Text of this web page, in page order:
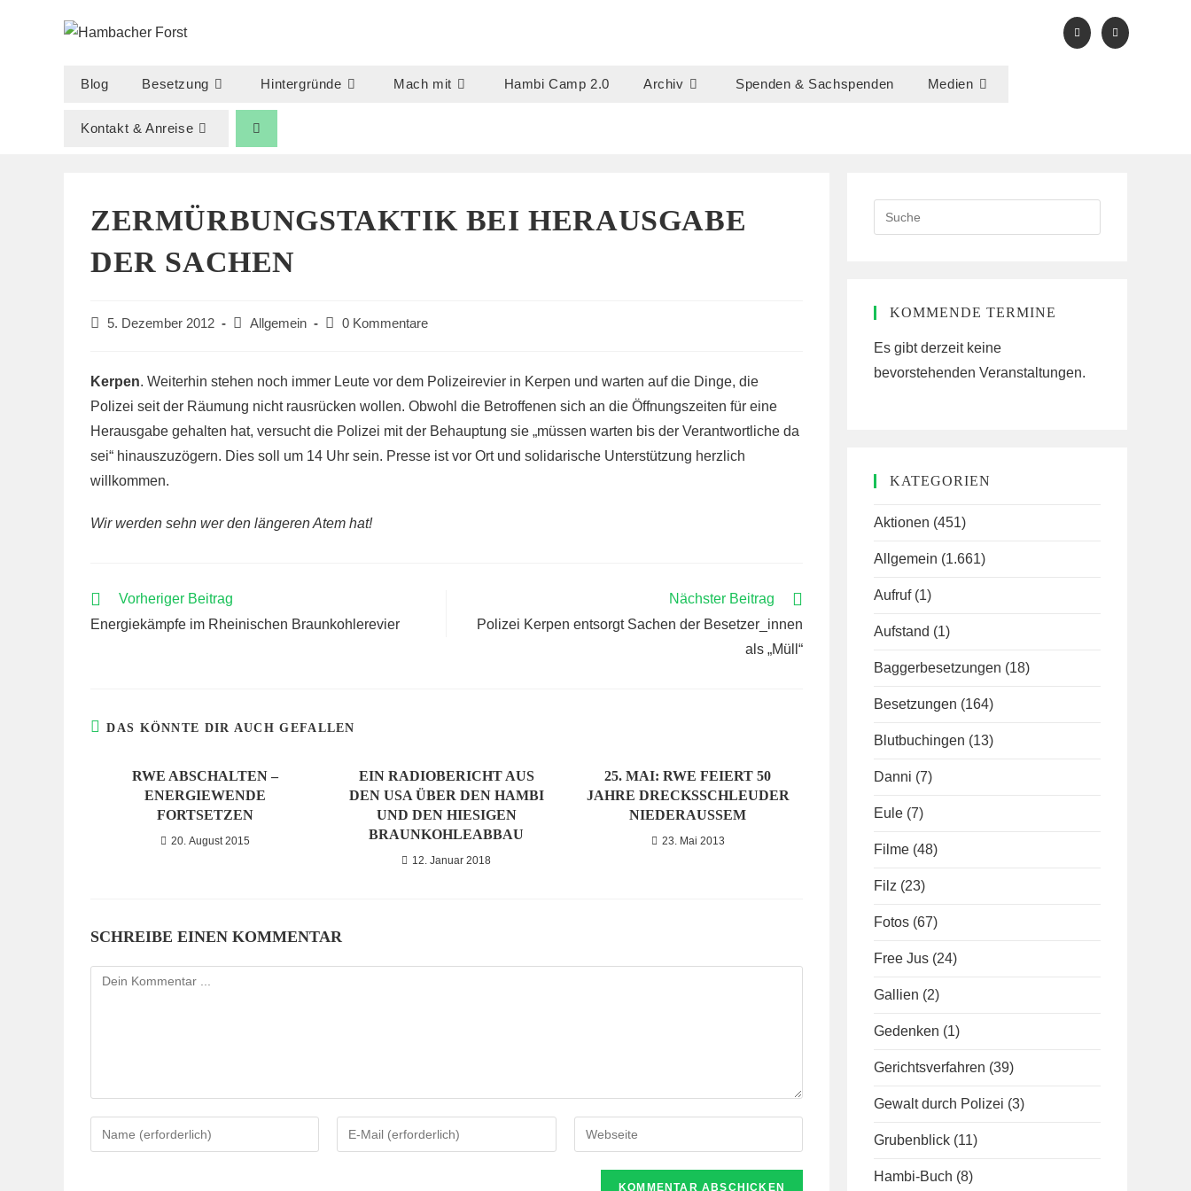
Blog Besetzung Hintergründe Mach mit Hambi Camp 2.0 Archiv Spenden & Sachspenden Medien
Kontakt & Anreise
ZERMÜRBUNGSTAKTIK BEI HERAUSGABE
DER SACHEN
Beitrag
5. Dezember 2012
Beitrags-
Allgemein
Beitrags-
0 Kommentare
Kerpen. Weiterhin stehen noch immer Leute vor dem Polizeirevier in Kerpen und warten auf die Dinge, die
Polizei seit der Räumung nicht rausrücken wollen. Obwohl die Betroffenen sich an die Öffnungszeiten für eine
Herausgabe gehalten hat, versucht die Polizei mit der Behauptung sie „müssen warten bis der Verantwortliche da
sei“ hinauszuzögern. Dies soll um 14 Uhr sein. Presse ist vor Ort und solidarische Unterstützung herzlich
willkommen.
Wir werden sehn wer den längeren Atem hat!
WEITERE
ANSEHEN
Vorheriger Beitrag
Energiekämpfe im Rheinischen Braunkohlerevier
Nächster Beitrag
Polizei Kerpen entsorgt Sachen der Besetzer_innen
als „Müll“
DAS KÖNNTE DIR AUCH GEFALLEN
RWE ABSCHALTEN –
ENERGIEWENDE
FORTSETZEN
20. August 2015
EIN RADIOBERICHT AUS
DEN USA ÜBER DEN HAMBI
UND DEN HIESIGEN
BRAUNKOHLEABBAU
12. Januar 2018
25. MAI: RWE FEIERT 50
JAHRE DRECKSSCHLEUDER
NIEDERAUSSEM
23. Mai 2013
SCHREIBE EINEN KOMMENTAR
Kommentieren
deinen
deine
deine
Website-
this
KOMMENDE TERMINE
Es gibt derzeit keine
bevorstehenden Veranstaltungen.
KATEGORIEN
Aktionen (451)
Allgemein (1.661)
Aufruf (1)
Aufstand (1)
Baggerbesetzungen (18)
Besetzungen (164)
Blutbuchingen (13)
Danni (7)
Eule (7)
Filme (48)
Filz (23)
Fotos (67)
Free Jus (24)
Gallien (2)
Gedenken (1)
Gerichtsverfahren (39)
Gewalt durch Polizei (3)
Grubenblick (11)
Hambi-Buch (8)